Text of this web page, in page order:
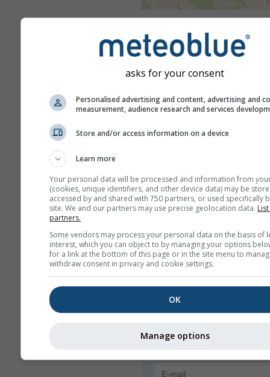
furnizate către meteoblue de
de agenții oficiale din
meteoblue nu își asumă nicio
responsabilitate privind
natura avertizărilor.
raportate prin intermediul
instituțiilor competente.
meteoMail -
pentru Savignano
Rubicone
Primește gratuit avertizări
meteoMail este gratuit și te
dezabona oricând.
asks for your consent
Personalised advertising and content, advertising and
measurement, audience research and services
Store and/or access information on a device
Learn more
Your personal data will be processed and information from
(cookies, unique identifiers, and other device data) may be
accessed by and shared with 750 partners, or used specifically
site. We and our partners may use precise geolocation data.
partners.
Some vendors may process your personal data on the basis of
interest, which you can object to by managing your options
for a link at the bottom of this page or in the site menu to
withdraw consent in privacy and cookie settings.
OK
Manage options